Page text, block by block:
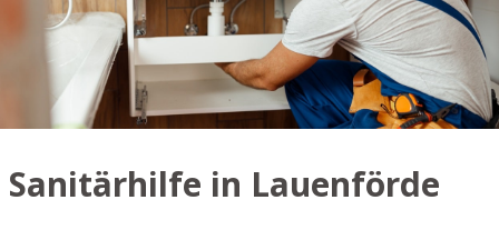
Sanitärhilfe in Lauenförde